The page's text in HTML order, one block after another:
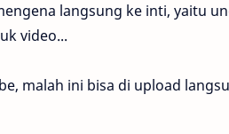
langsung ke inti, yaitu
video...
malah ini bisa di upload